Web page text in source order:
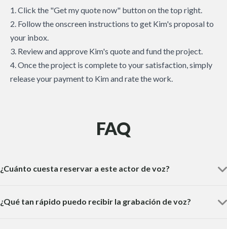
1. Click the "Get my quote now" button on the top right.
2. Follow the onscreen instructions to get Kim's proposal to
your inbox.
3. Review and approve Kim's quote and fund the project.
4. Once the project is complete to your satisfaction, simply
release your payment to Kim and rate the work.
FAQ
¿Cuánto cuesta reservar a este actor de voz?
¿Qué tan rápido puedo recibir la grabación de voz?